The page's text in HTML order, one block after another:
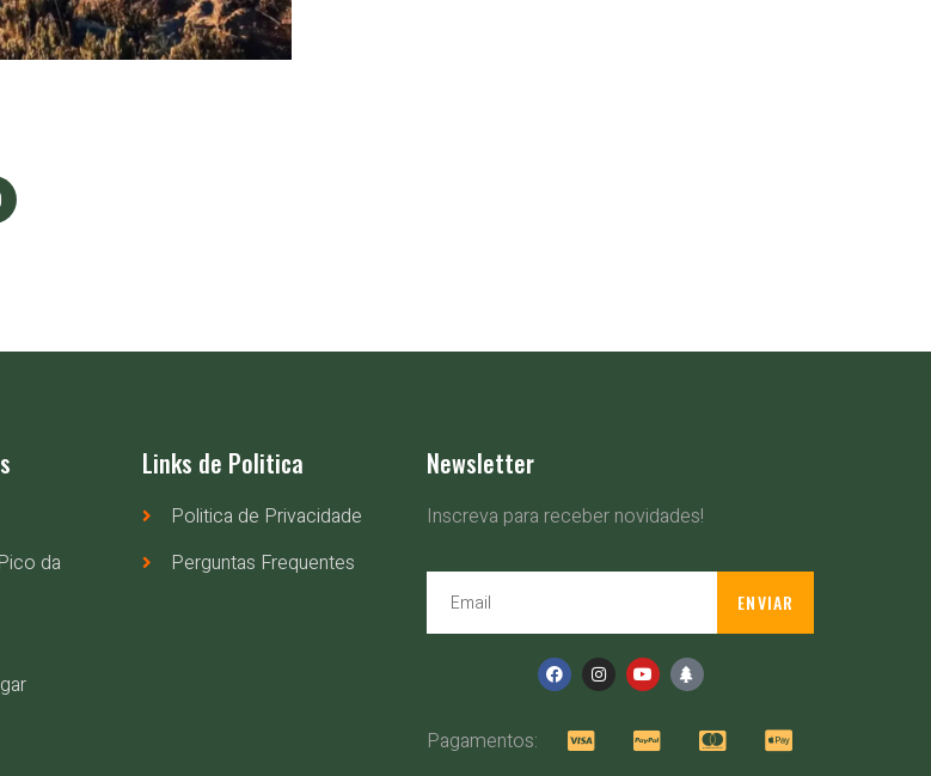
da
Links de Politica
Politica de Privacidade
Perguntas Frequentes
Newsletter
Inscreva para receber novidades!
ENVIAR
Pagamentos: